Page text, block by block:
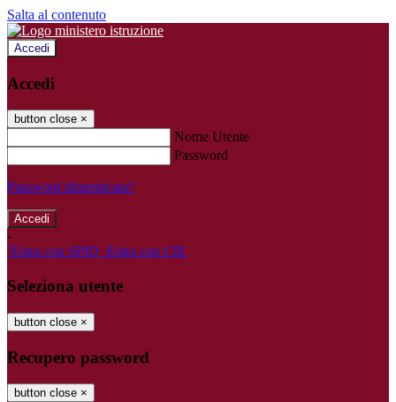
Salta al contenuto
Accedi
Accedi
button close ×
Nome Utente
Password
Password dimenticata?
-
Entra con SPID Entra con CIE
Seleziona utente
button close ×
Recupero password
button close ×